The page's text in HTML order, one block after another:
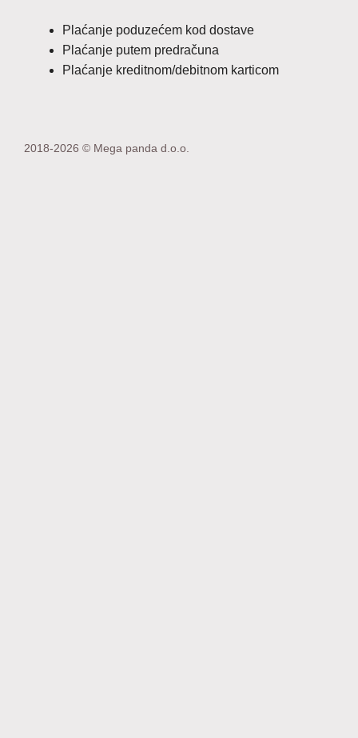
Plaćanje poduzećem kod dostave
Plaćanje putem predračuna
Plaćanje kreditnom/debitnom karticom
2018-2026 © Mega panda d.o.o.